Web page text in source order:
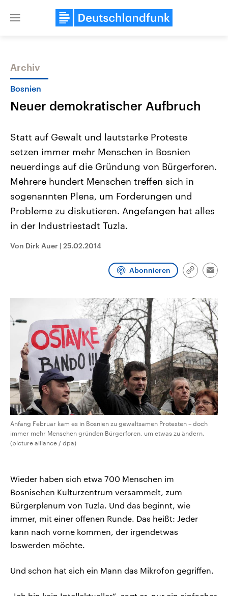
Close
Themen
Landtagswahl Sachsen-Anhalt
2026
Alle Informationen
Sachsen-Anhalt wählt am 6.
September 2026 einen neuen
Bundesland von einer Koalition aus
Umfragen, Prognosen,
Wahlprogramme, aktuelle Berichte
und Kandidaten der anstehenden
USA
Aktuelle Beiträge,
Hintergründe
Wirtschaftlich und
gehören die Vereinigten
den mächtigsten Ländern
Archiv
Bosnien
Neuer demokratischer Aufbruch
Statt auf Gewalt und lautstarke Proteste
setzen immer mehr Menschen in Bosnien
neuerdings auf die Gründung von Bürgerforen.
Mehrere hundert Menschen treffen sich in
sogenannten Plena, um Forderungen und
Probleme zu diskutieren. Angefangen hat alles
in der Industriestadt Tuzla.
Von Dirk Auer | 25.02.2014
Abonnieren
Link
Anfang Februar kam es in Bosnien zu gewaltsamen Protesten – doch
immer mehr Menschen gründen Bürgerforen, um etwas zu ändern.
(picture alliance / dpa)
Wieder haben sich etwa 700 Menschen im
Bosnischen Kulturzentrum versammelt, zum
Bürgerplenum von Tuzla. Und das beginnt, wie
immer, mit einer offenen Runde. Das heißt: Jeder
kann nach vorne kommen, der irgendetwas
loswerden möchte.
Und schon hat sich ein Mann das Mikrofon gegriffen.